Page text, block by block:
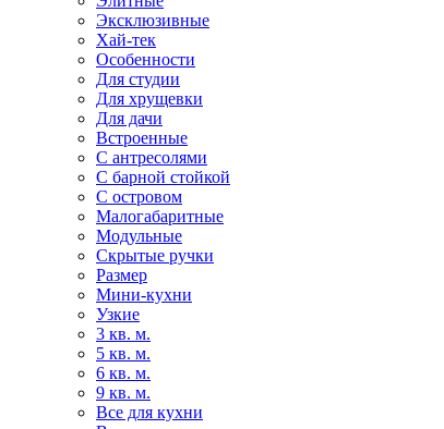
Эксклюзивные
Хай-тек
Особенности
Для студии
Для хрущевки
Для дачи
Встроенные
С антресолями
С барной стойкой
С островом
Малогабаритные
Модульные
Скрытые ручки
Размер
Мини-кухни
Узкие
3 кв. м.
5 кв. м.
6 кв. м.
9 кв. м.
Все для кухни